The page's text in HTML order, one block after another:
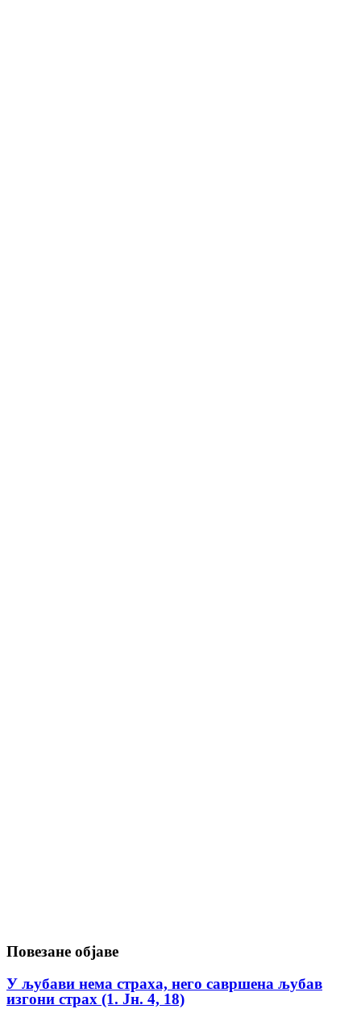
Повезане објаве
У љубави нема страха, него савршена љубав
изгони страх (1. Јн. 4, 18)